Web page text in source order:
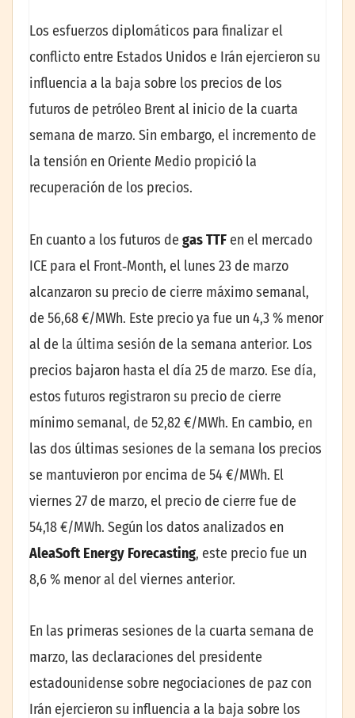
Los esfuerzos diplomáticos para finalizar el
conflicto entre Estados Unidos e Irán ejercieron su
influencia a la baja sobre los precios de los
futuros de petróleo Brent al inicio de la cuarta
semana de marzo. Sin embargo, el incremento de
la tensión en Oriente Medio propició la
recuperación de los precios.
En cuanto a los futuros de gas TTF en el mercado
ICE para el Front‑Month, el lunes 23 de marzo
alcanzaron su precio de cierre máximo semanal,
de 56,68 €/MWh. Este precio ya fue un 4,3 % menor
al de la última sesión de la semana anterior. Los
precios bajaron hasta el día 25 de marzo. Ese día,
estos futuros registraron su precio de cierre
mínimo semanal, de 52,82 €/MWh. En cambio, en
las dos últimas sesiones de la semana los precios
se mantuvieron por encima de 54 €/MWh. El
viernes 27 de marzo, el precio de cierre fue de
54,18 €/MWh. Según los datos analizados en
AleaSoft Energy Forecasting, este precio fue un
8,6 % menor al del viernes anterior.
En las primeras sesiones de la cuarta semana de
marzo, las declaraciones del presidente
estadounidense sobre negociaciones de paz con
Irán ejercieron su influencia a la baja sobre los